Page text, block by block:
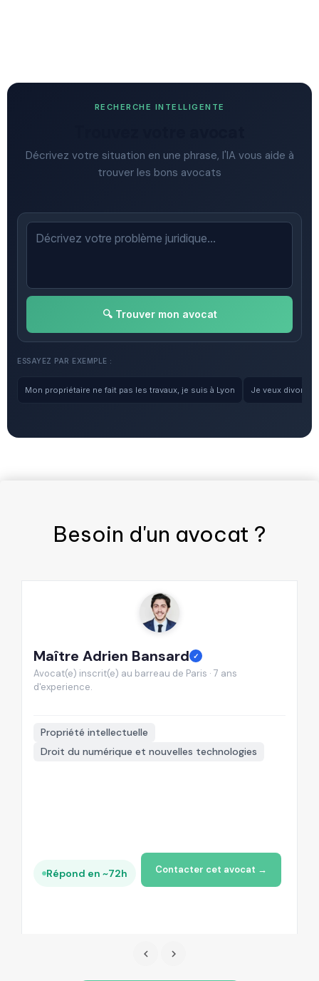
RECHERCHE INTELLIGENTE
Décrivez votre situation en une phrase, l'IA vous aide à
trouver les bons avocats
🔍 Trouver mon avocat
ESSAYEZ PAR EXEMPLE :
Mon propriétaire ne fait pas les travaux, je suis à Lyon Je veux
Besoin d'un avocat ?
Maître Adrien Bansard ✓
Avocat(e) inscrit(e) au barreau de Paris · 7 ans
d'experience.
Propriété intellectuelle
Droit du numérique et nouvelles technologies
Répond en ~72h Contacter cet avocat →